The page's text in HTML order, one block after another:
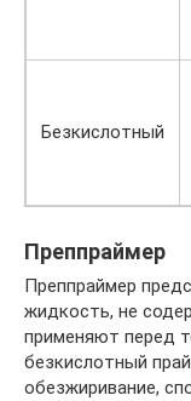
Безкислотный
Преппраймер
Преппраймер
жидкость, не
применяют перед
безкислотный
обезжиривание,